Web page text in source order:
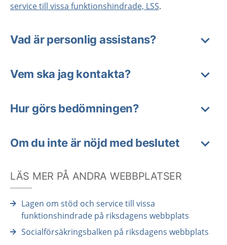
service till vissa funktionshindrade, LSS.
Vad är personlig assistans?
Vem ska jag kontakta?
Hur görs bedömningen?
Om du inte är nöjd med beslutet
LÄS MER PÅ ANDRA WEBBPLATSER
Lagen om stöd och service till vissa
funktionshindrade på riksdagens webbplats
Socialförsäkringsbalken på riksdagens webbplats